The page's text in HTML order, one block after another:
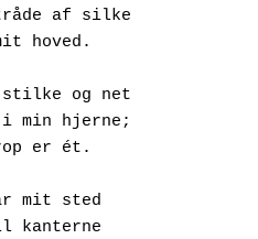
af silke
i mit hoved.
stilke og net
i min hjerne;
krop er ét.
mit sted
til kanterne